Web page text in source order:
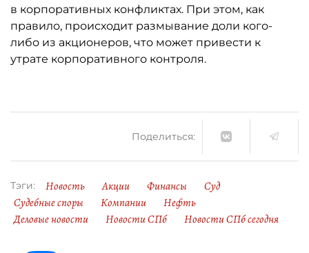
в корпоративных конфликтах. При этом, как
правило, происходит размывание доли кого-
либо из акционеров, что может привести к
утрате корпоративного контроля.
Поделиться:
Тэги: Новость Акции Финансы
Суд
Судебные споры
Компании
Нефть
Деловые новости
Новости СПб Новости СПб сегодня